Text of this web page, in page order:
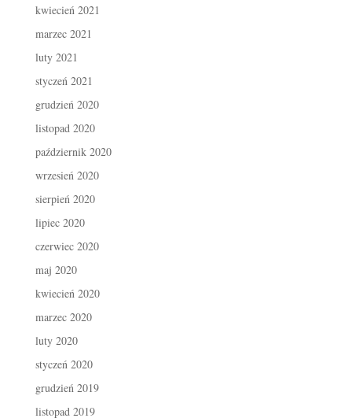
kwiecień 2021
marzec 2021
luty 2021
styczeń 2021
grudzień 2020
listopad 2020
październik 2020
wrzesień 2020
sierpień 2020
lipiec 2020
czerwiec 2020
maj 2020
kwiecień 2020
marzec 2020
luty 2020
styczeń 2020
grudzień 2019
listopad 2019